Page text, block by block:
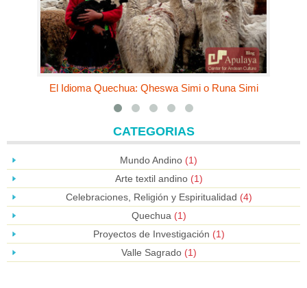
El Idioma Quechua: Qheswa Simi o Runa Simi
CATEGORIAS
Mundo Andino (1)
Arte textil andino(1)
Celebraciones, Religión y Espiritualidad (4)
Quechua (1)
Proyectos de Investigación (1)
Valle Sagrado(1)